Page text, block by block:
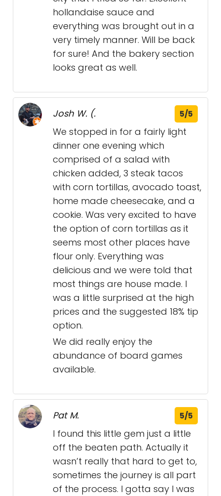
hollandaise sauce and
everything was brought out in a
very timely manner. Will be back
for sure! And the bakery section
looks great as well.
Josh W. (. 5/5
We stopped in for a fairly light
dinner one evening which
comprised of a salad with
chicken added, 3 steak tacos
with corn tortillas, avocado toast,
home made cheesecake, and a
cookie. Was very excited to have
the option of corn tortillas as it
seems most other places have
flour only. Everything was
delicious and we were told that
most things are house made. I
was a little surprised at the high
prices and the suggested 18% tip
option.
We did really enjoy the
abundance of board games
available.
Pat M. 5/5
I found this little gem just a little
off the beaten path. Actually it
wasn’t really that hard to get to,
sometimes the journey is all part
of the process. I gotta say I was